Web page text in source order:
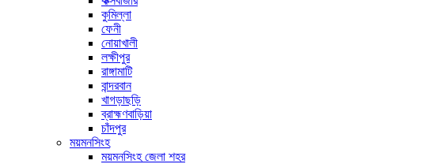
কুমিল্লা
ফেনী
নোয়াখালী
লক্ষীপুর
রাঙ্গামাটি
বান্দরবান
খাগড়াছড়ি
ব্রাহ্মণবাড়িয়া
চাঁদপুর
ময়মনসিংহ
ময়মনসিংহ জেলা শহর